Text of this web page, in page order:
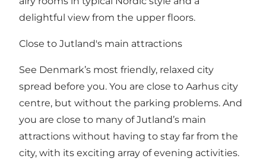
delightful view from the upper floors.
Close to Jutland's main attractions
See Denmark’s most friendly, relaxed city
spread before you. You are close to Aarhus city
centre, but without the parking problems. And
you are close to many of Jutland’s main
attractions without having to stay far from the
city, with its exciting array of evening activities.